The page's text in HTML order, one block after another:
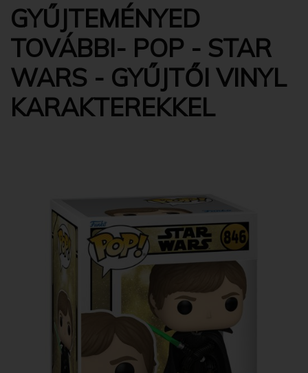
GYŰJTEMÉNYED
TOVÁBBI- POP - STAR
WARS - GYŰJTŐI VINYL
KARAKTEREKKEL